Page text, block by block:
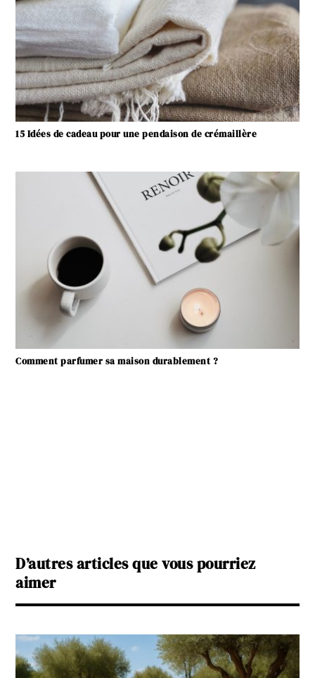
15 Idées de cadeau pour une pendaison de crémaillère
Comment parfumer sa maison durablement ?
D’autres articles que vous pourriez
aimer